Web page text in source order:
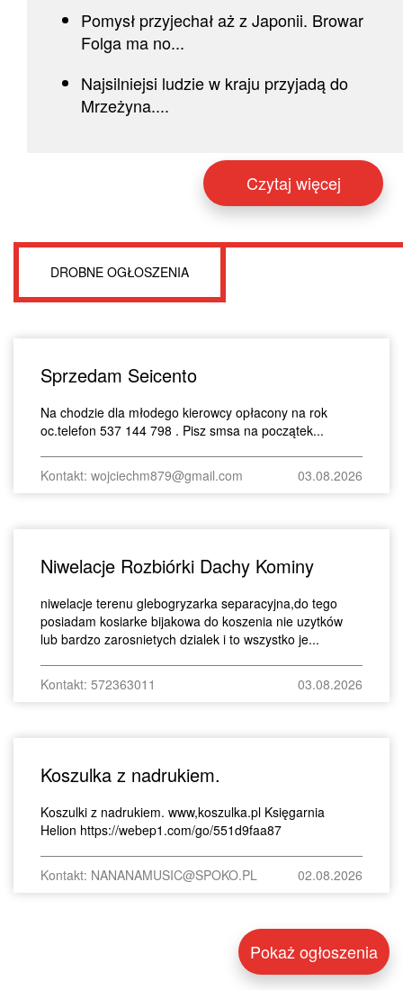
Pomysł przyjechał aż z Japonii. Browar
Folga ma no...
Najsilniejsi ludzie w kraju przyjadą do
Mrzeżyna....
Czytaj więcej
DROBNE OGŁOSZENIA
Sprzedam Seicento
Na chodzie dla młodego kierowcy opłacony na rok
oc.telefon 537 144 798 . Pisz smsa na początek...
Kontakt: wojciechm879@gmail.com 03.08.2026
Niwelacje Rozbiórki Dachy Kominy
niwelacje terenu glebogryzarka separacyjna,do tego
posiadam kosiarke bijakowa do koszenia nie uzytków
lub bardzo zarosnietych dzialek i to wszystko je...
Kontakt: 572363011 03.08.2026
Koszulka z nadrukiem.
Koszulki z nadrukiem. www,koszulka.pl Księgarnia
Helion https://webep1.com/go/551d9faa87
Kontakt: NANANAMUSIC@SPOKO.PL 02.08.2026
Pokaż ogłoszenia